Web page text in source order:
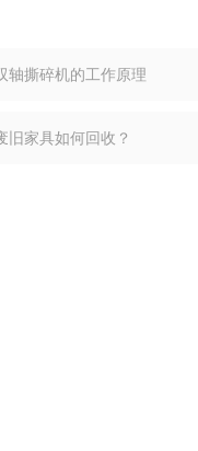
轴撕碎机的工作原理
旧家具如何回收？